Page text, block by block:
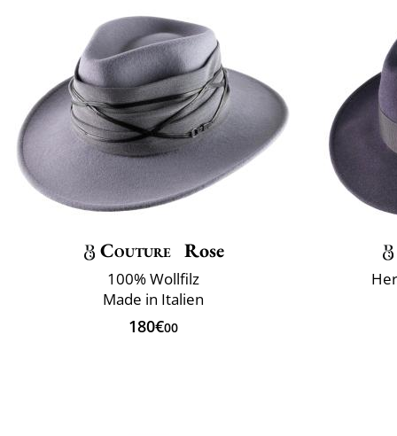
Couture Rose
100% Wollfilz
Made in Italien
180€00